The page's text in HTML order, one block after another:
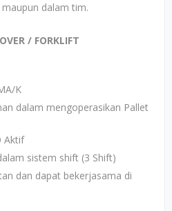
dalam tim.
/ FORKLIFT
K
dalam mengoperasikan Pallet
Aktif
sistem shift (3 Shift)
dan dapat bekerjasama di